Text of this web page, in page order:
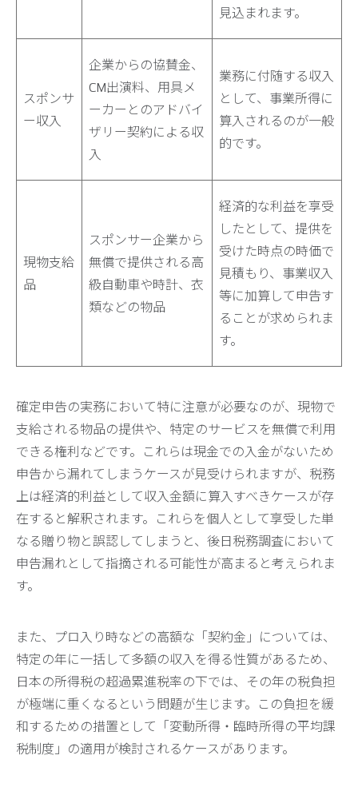
見込まれます。
スポンサ
ー収入
企業からの協賛金、
CM出演料、用具メ
ーカーとのアドバイ
ザリー契約による収
入
業務に付随する収入
として、事業所得に
算入されるのが一般
的です。
現物支給
品
スポンサー企業から
無償で提供される高
級自動車や時計、衣
類などの物品
経済的な利益を享受
したとして、提供を
受けた時点の時価で
見積もり、事業収入
等に加算して申告す
ることが求められま
す。
確定申告の実務において特に注意が必要なのが、現物で
支給される物品の提供や、特定のサービスを無償で利用
できる権利などです。これらは現金での入金がないため
申告から漏れてしまうケースが見受けられますが、税務
上は経済的利益として収入金額に算入すべきケースが存
在すると解釈されます。これらを個人として享受した単
なる贈り物と誤認してしまうと、後日税務調査において
申告漏れとして指摘される可能性が高まると考えられま
す。
また、プロ入り時などの高額な「契約金」については、
特定の年に一括して多額の収入を得る性質があるため、
日本の所得税の超過累進税率の下では、その年の税負担
が極端に重くなるという問題が生じます。この負担を緩
和するための措置として「変動所得・臨時所得の平均課
税制度」の適用が検討されるケースがあります。